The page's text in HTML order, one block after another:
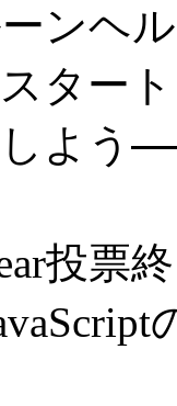
ンヘ
スター
よう
投票